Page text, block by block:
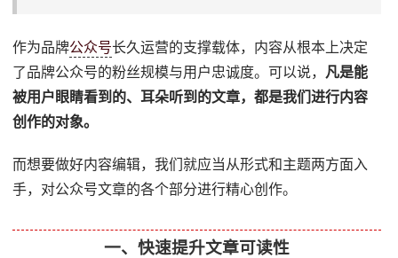
作为品牌公众号长久运营的支撑载体，内容从根本上决定
了品牌公众号的粉丝规模与用户忠诚度。可以说， 凡是能
被用户眼睛看到的、耳朵听到的文章，都是我们进行内容
创作的对象。
而想要做好内容编辑，我们就应当从形式和主题两方面入
手，对公众号文章的各个部分进行精心创作。
一、快速提升文章可读性